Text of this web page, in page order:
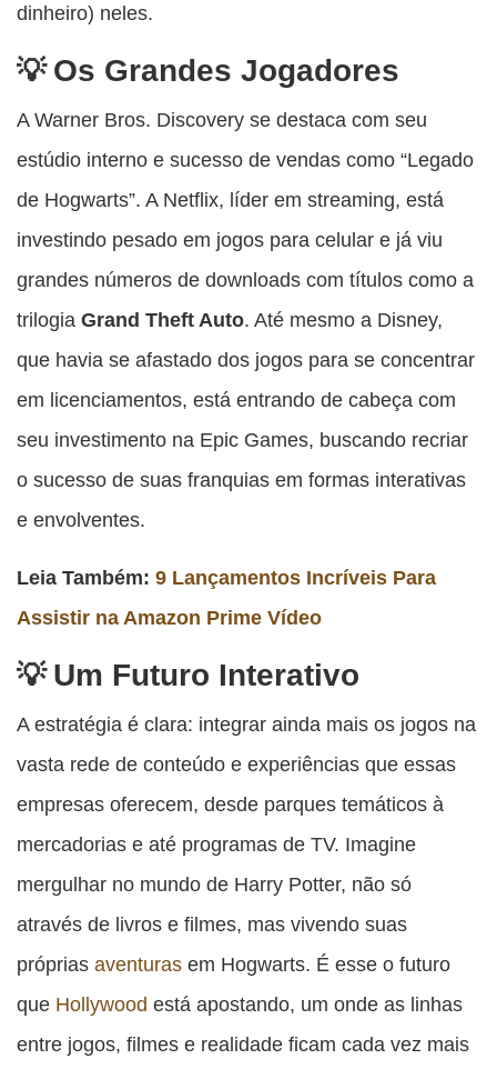
dinheiro) neles.
Os Grandes Jogadores
A Warner Bros. Discovery se destaca com seu
estúdio interno e sucesso de vendas como “Legado
de Hogwarts”. A Netflix, líder em streaming, está
investindo pesado em jogos para celular e já viu
grandes números de downloads com títulos como a
trilogia Grand Theft Auto. Até mesmo a Disney,
que havia se afastado dos jogos para se concentrar
em licenciamentos, está entrando de cabeça com
seu investimento na Epic Games, buscando recriar
o sucesso de suas franquias em formas interativas
e envolventes.
Leia Também: 9 Lançamentos Incríveis Para
Assistir na Amazon Prime Vídeo
Um Futuro Interativo
A estratégia é clara: integrar ainda mais os jogos na
vasta rede de conteúdo e experiências que essas
empresas oferecem, desde parques temáticos à
mercadorias e até programas de TV. Imagine
mergulhar no mundo de Harry Potter, não só
através de livros e filmes, mas vivendo suas
próprias aventuras em Hogwarts. É esse o futuro
que Hollywood está apostando, um onde as linhas
entre jogos, filmes e realidade ficam cada vez mais